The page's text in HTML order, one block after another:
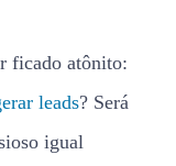
igual
não estamos
de atender o